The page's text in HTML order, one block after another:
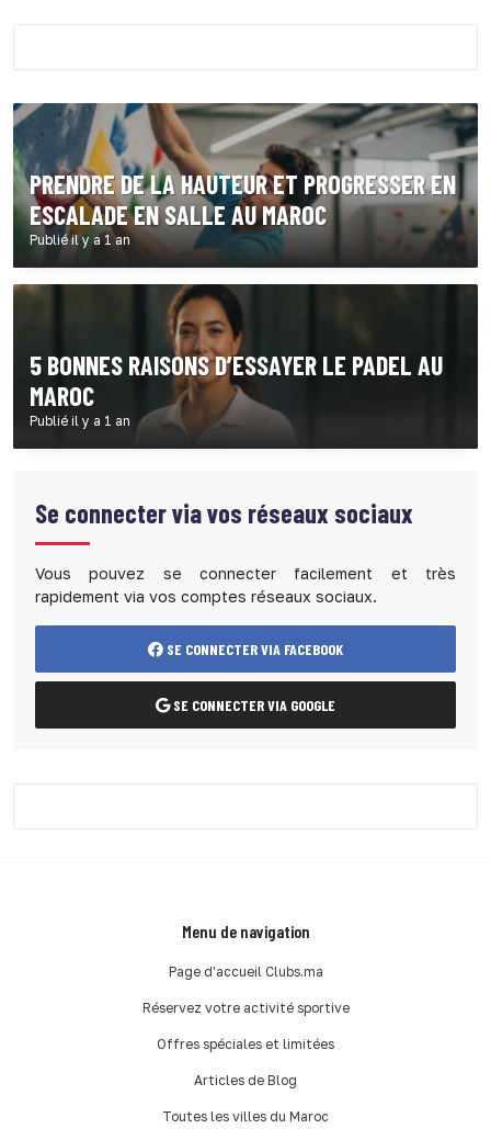
PRENDRE DE LA HAUTEUR ET PROGRESSER EN
ESCALADE EN SALLE AU MAROC
Publié il y a 1 an
5 BONNES RAISONS D’ESSAYER LE PADEL AU
MAROC
Publié il y a 1 an
Se connecter via vos réseaux sociaux
Vous pouvez se connecter facilement et très
rapidement via vos comptes réseaux sociaux.
SE CONNECTER VIA FACEBOOK
SE CONNECTER VIA GOOGLE
Menu de navigation
Page d'accueil Clubs.ma
Réservez votre activité sportive
Offres spéciales et limitées
Articles de Blog
Toutes les villes du Maroc